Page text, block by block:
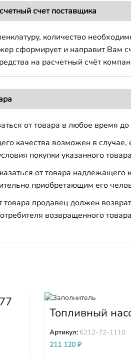
счет поставщика
количество
сформирует и направит Вам
на расчетный счёт
от товара в любое время
качества возможен в случае,
покупки указанного
от товара
приобретающим его
товара продавец должен
возвращенного
Топливный
высокого
(ТНВД) Komatsu
SDA6D140E-2
5D 6212-72-
Артикул: 6212-72-1110
211 120₽